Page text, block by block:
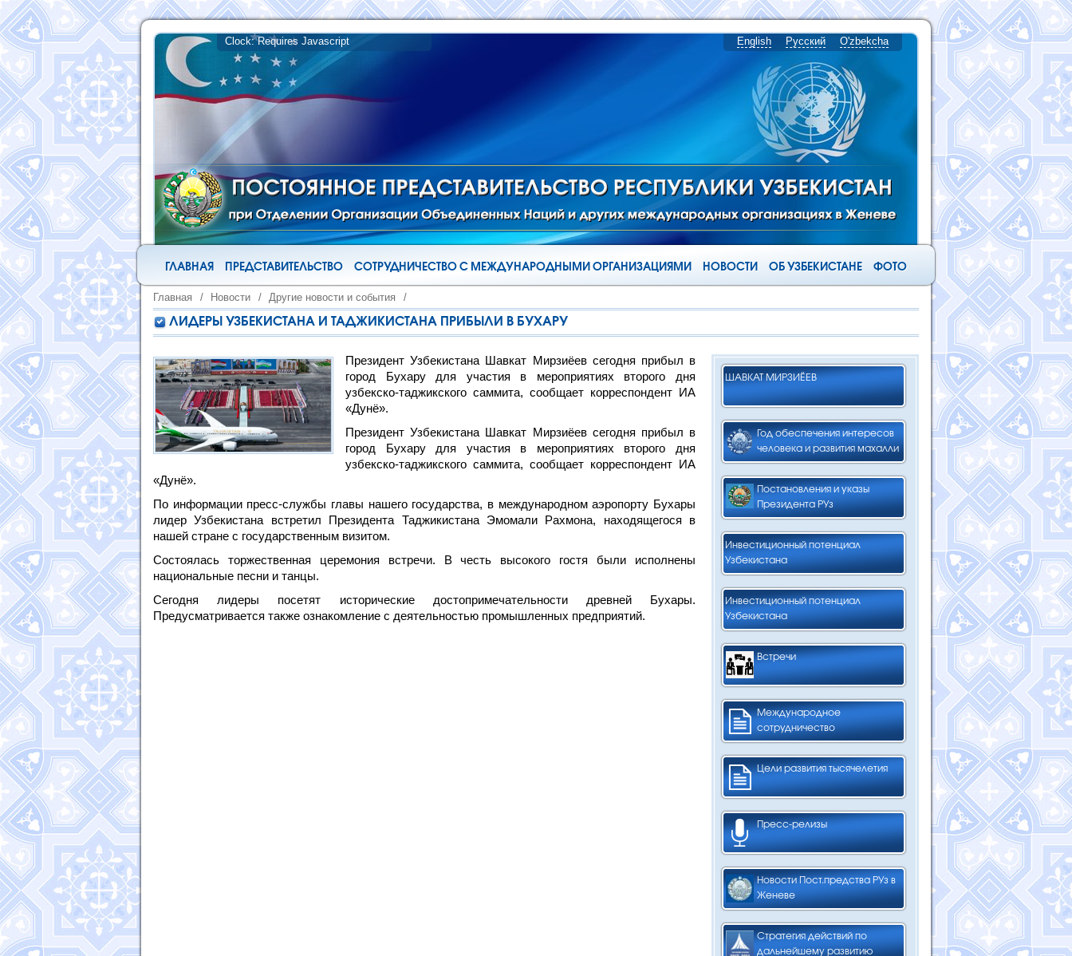
English Русский O'zbekcha
ГЛАВНАЯ ПРЕДСТАВИТЕЛЬСТВО СОТРУДНИЧЕСТВО С МЕЖДУНАРОДНЫМИ ОРГАНИЗАЦИЯМИ НОВОСТИ ОБ УЗБЕКИСТАНЕ ФОТО
Главная / Новости / Другие новости и события /
ЛИДЕРЫ УЗБЕКИСТАНА И ТАДЖИКИСТАНА ПРИБЫЛИ В БУХАРУ
ШАВКАТ МИРЗИЁЕВ
Год обеспечения интересов
человека и развития махалли
Постановления и указы
Президента РУз
Инвестиционный потенциал
Узбекистана
Инвестиционный потенциал
Узбекистана
Встречи
Международное
сотрудничество
Цели развития тысячелетия
Пресс-релизы
Новости Пост.предства РУз в
Женеве
Стратегия действий по
дальнейшему развитию
Президент Узбекистана Шавкат Мирзиёев сегодня прибыл в
город Бухару для участия в мероприятиях второго дня
узбекско-таджикского саммита, сообщает корреспондент ИА
«Дунё».
Президент Узбекистана Шавкат Мирзиёев сегодня прибыл в
город Бухару для участия в мероприятиях второго дня
узбекско-таджикского саммита, сообщает корреспондент ИА
«Дунё».
По информации пресс-службы главы нашего государства, в международном аэропорту Бухары
лидер Узбекистана встретил Президента Таджикистана Эмомали Рахмона, находящегося в
нашей стране с государственным визитом.
Состоялась торжественная церемония встречи. В честь высокого гостя были исполнены
национальные песни и танцы.
Сегодня лидеры посетят исторические достопримечательности древней Бухары.
Предусматривается также ознакомление с деятельностью промышленных предприятий.